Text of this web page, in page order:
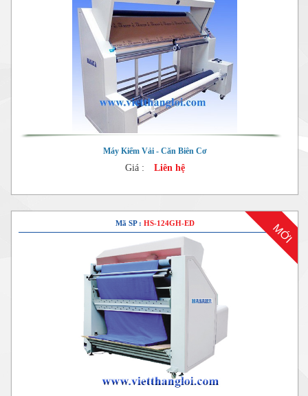
Máy Kiểm Vải - Căn Biên Cơ
Giá : Liên hệ
Mã SP : HS-124GH-ED MỚI